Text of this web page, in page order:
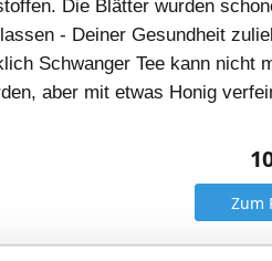
Die Blätter wurden
- Deiner Gesundheit
Schwanger Tee kann nicht
aber mit etwas Honig
Zum